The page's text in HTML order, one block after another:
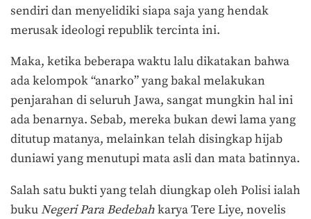
sendiri dan menyelidiki siapa saja yang hendak
merusak ideologi republik tercinta ini.
Maka, ketika beberapa waktu lalu dikatakan bahwa
ada kelompok “anarko” yang bakal melakukan
penjarahan di seluruh Jawa, sangat mungkin hal ini
ada benarnya. Sebab, mereka bukan dewi lama yang
ditutup matanya, melainkan telah disingkap hijab
duniawi yang menutupi mata asli dan mata batinnya.
Salah satu bukti yang telah diungkap oleh Polisi ialah
bukuNegeri Para Bedebahkarya Tere Liye, novelis